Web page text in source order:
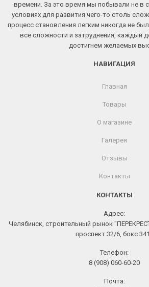
времени. За это время мы побывали не в
условиях для развития чего-то столь
процесс становления легким никогда не
все сложности и затруднения, каждый
достигнем желаемых
НАВИГАЦИЯ
Главная
Товары
О магазине
Галерея
Отзывы
Контакты
КОНТАКТЫ
Адрес:
Челябинск, строительный рынок
проспект 32/6, бокс
Телефон:
8 (908) 060-60-20
Почта: